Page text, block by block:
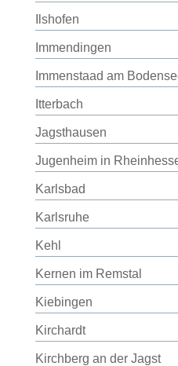
Ilshofen
Immendingen
Immenstaad am
Itterbach
Jagsthausen
Jugenheim in
Karlsbad
Karlsruhe
Kehl
Kernen im Remstal
Kiebingen
Kirchardt
Kirchberg an der Jagst